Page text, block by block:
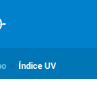
Índice UV